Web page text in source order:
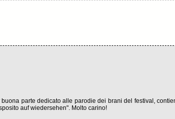
parte dedicato alle parodie dei brani del festival,
auf wiedersehen". Molto carino!